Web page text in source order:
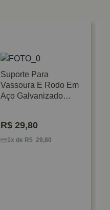
Suporte Para
Vassoura E Rodo Em
Aço Galvanizado
R$ 29,80
1x de R$ 29,80